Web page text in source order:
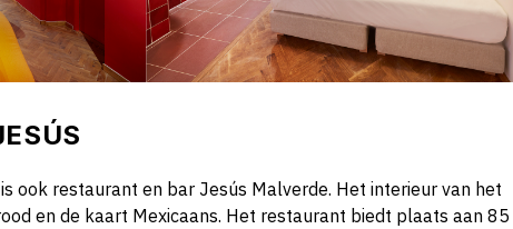
ook restaurant en bar Jesús Malverde. Het interieur van het
en de kaart Mexicaans. Het restaurant biedt plaats aan 85